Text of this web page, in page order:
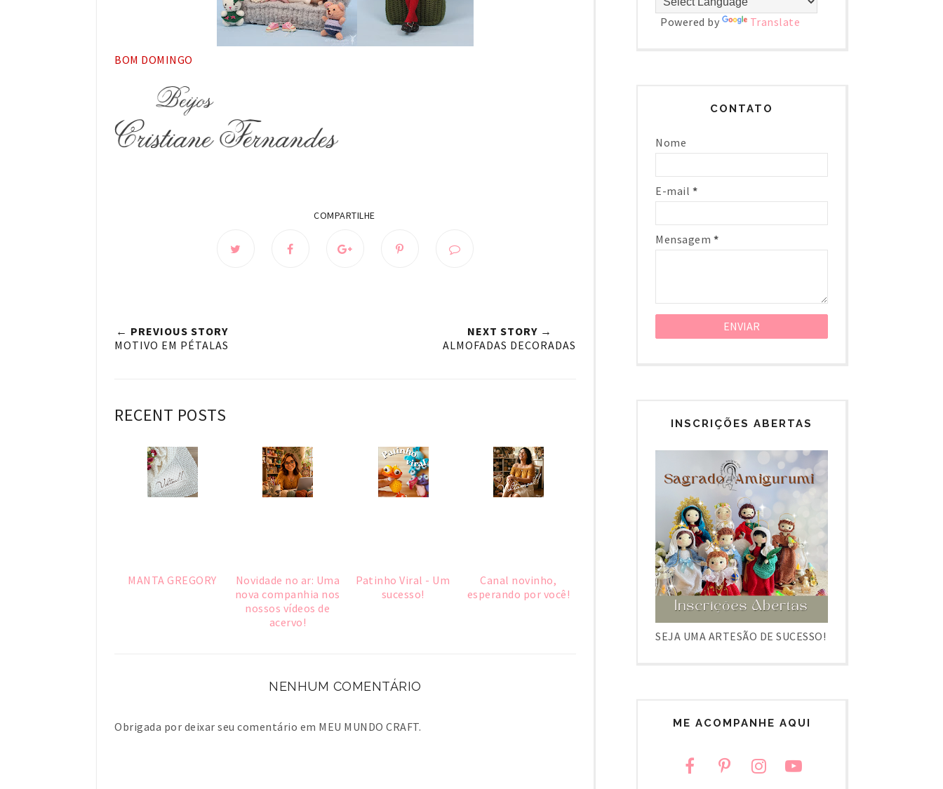
BOM DOMINGO
← PREVIOUS STORY
MOTIVO EM PÉTALAS
NEXT STORY →
ALMOFADAS DECORADAS
RECENT POSTS
MANTA GREGORY
Novidade no ar: Uma
nova companhia nos
nossos vídeos de
acervo!
Patinho Viral - Um
sucesso!
Canal novinho,
esperando por você!
NENHUM COMENTÁRIO
Obrigada por deixar seu comentário em MEU MUNDO CRAFT.
Powered by Translate
CONTATO
Nome
E-mail *
Mensagem *
INSCRIÇÕES ABERTAS
SEJA UMA ARTESÃO DE SUCESSO!
ME ACOMPANHE AQUI